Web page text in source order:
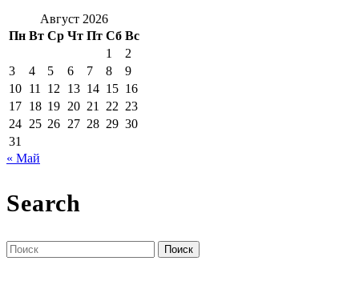
Август 2026
Пн Вт Ср Чт Пт Сб Вс
1
2
3
4 5 6 7 8
9
10 11 12 13 14 15 16
17 18 19 20 21 22 23
24 25 26 27 28 29 30
31
« Май
Search
Поиск
по: